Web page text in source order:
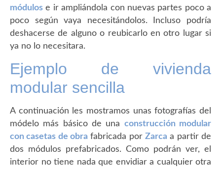
módulos e ir ampliándola con nuevas partes poco a
poco según vaya necesitándolos. Incluso podría
deshacerse de alguno o reubicarlo en otro lugar si
ya no lo necesitara.
Ejemplo de vivienda
modular sencilla
A continuación les mostramos unas fotografías del
módelo más básico de una construcción modular
con casetas de obra fabricada por Zarca a partir de
dos módulos prefabricados. Como podrán ver, el
interior no tiene nada que envidiar a cualquier otra